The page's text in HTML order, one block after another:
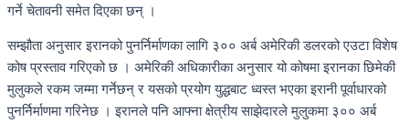
गर्ने चेतावनी समेत दिएका छन् ।
सम्झौता अनुसार इरानको पुनर्निर्माणका लागि ३०० अर्ब अमेरिकी डलरको एउटा विशेष
कोष प्रस्ताव गरिएको छ । अमेरिकी अधिकारीका अनुसार यो कोषमा इरानका छिमेकी
मुलुकले रकम जम्मा गर्नेछन् र यसको प्रयोग युद्धबाट ध्वस्त भएका इरानी पूर्वाधारको
पुनर्निर्माणमा गरिनेछ । इरानले पनि आफ्ना क्षेत्रीय साझेदारले मुलुकमा ३०० अर्ब